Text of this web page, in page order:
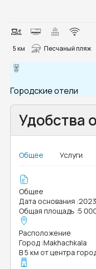
5 км Песчаный пляж
Городские отели
Удобства
Общее Услуги
Общее
Дата основания :2023
Общая площадь :5
Расположение
Город :Makhachkala
В 5 км от центра